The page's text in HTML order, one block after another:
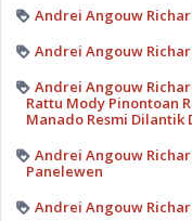
Andrei Angouw
Andrei Angouw
Andrei Angouw
Rattu Mody Pinontoan
Manado Resmi
Andrei Angouw
Panelewen
Andrei Angouw